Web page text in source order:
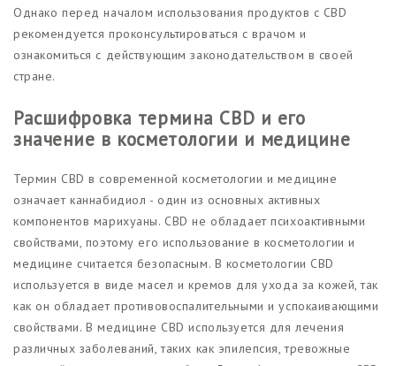
Однако перед началом использования продуктов с CBD
рекомендуется проконсультироваться с врачом и
ознакомиться с действующим законодательством в своей
стране.
Расшифровка термина CBD и его
значение в косметологии и медицине
Термин CBD в современной косметологии и медицине
означает каннабидиол - один из основных активных
компонентов марихуаны. CBD не обладает психоактивными
свойствами, поэтому его использование в косметологии и
медицине считается безопасным. В косметологии CBD
используется в виде масел и кремов для ухода за кожей, так
как он обладает противовоспалительными и успокаивающими
свойствами. В медицине CBD используется для лечения
различных заболеваний, таких как эпилепсия, тревожные